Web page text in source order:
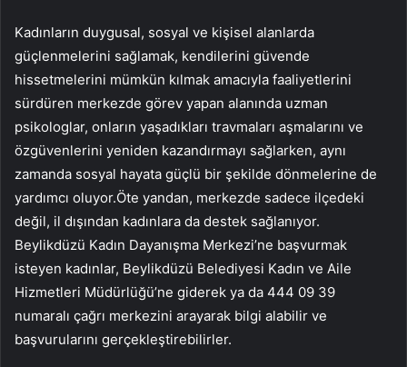
Kadınların duygusal, sosyal ve kişisel alanlarda
güçlenmelerini sağlamak, kendilerini güvende
hissetmelerini mümkün kılmak amacıyla faaliyetlerini
sürdüren merkezde görev yapan alanında uzman
psikologlar, onların yaşadıkları travmaları aşmalarını ve
özgüvenlerini yeniden kazandırmayı sağlarken, aynı
zamanda sosyal hayata güçlü bir şekilde dönmelerine de
yardımcı oluyor.Öte yandan, merkezde sadece ilçedeki
değil, il dışından kadınlara da destek sağlanıyor.
Beylikdüzü Kadın Dayanışma Merkezi’ne başvurmak
isteyen kadınlar, Beylikdüzü Belediyesi Kadın ve Aile
Hizmetleri Müdürlüğü’ne giderek ya da 444 09 39
numaralı çağrı merkezini arayarak bilgi alabilir ve
başvurularını gerçekleştirebilirler.